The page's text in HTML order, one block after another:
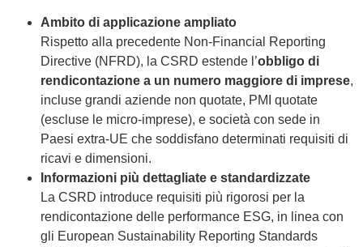
Ambito di applicazione ampliato
Rispetto alla precedente Non-Financial Reporting
Directive (NFRD), la CSRD estende l’obbligo di
rendicontazione a un numero maggiore di imprese,
incluse grandi aziende non quotate, PMI quotate
(escluse le micro-imprese), e società con sede in
Paesi extra-UE che soddisfano determinati requisiti di
ricavi e dimensioni.
Informazioni più dettagliate e standardizzate
La CSRD introduce requisiti più rigorosi per la
rendicontazione delle performance ESG, in linea con
gli European Sustainability Reporting Standards